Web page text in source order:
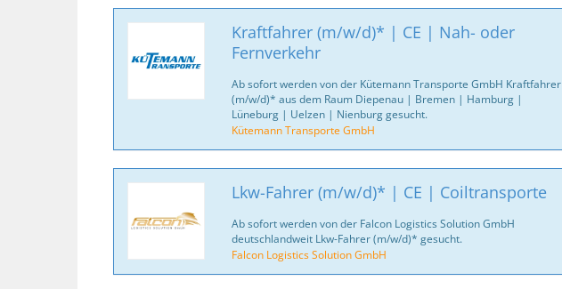
Kraftfahrer (m/w/d)* | CE | Nah- oder
Fernverkehr
Ab sofort werden von der Kütemann Transporte GmbH Kraftfahrer
(m/w/d)* aus dem Raum Diepenau | Bremen | Hamburg |
Lüneburg | Uelzen | Nienburg gesucht.
Kütemann Transporte GmbH
Lkw-Fahrer (m/w/d)* | CE | Coiltransporte
Ab sofort werden von der Falcon Logistics Solution GmbH
deutschlandweit Lkw-Fahrer (m/w/d)* gesucht.
Falcon Logistics Solution GmbH